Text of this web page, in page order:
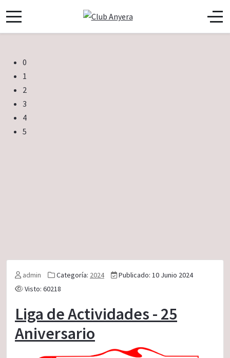
0
1
2
3
4
5
admin Categoría: 2024
Publicado: 10 Junio 2024
Visto: 60218
Liga de Actividades - 25
Aniversario